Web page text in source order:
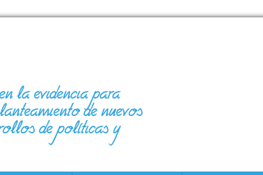
la evidencia para
de nuevos
de políticas y